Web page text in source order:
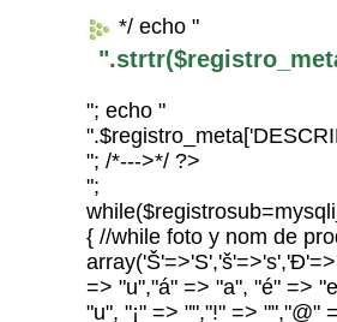
*/ echo "
"; echo "
"; /*--->*/ ?>
";
{ //while foto y nom de
=> "u","á" => "a", "é" =>
"u", "¡" => "","!" => "","@"